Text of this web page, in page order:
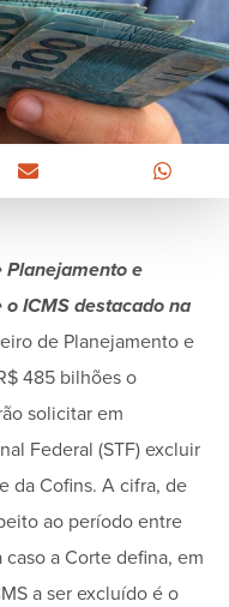
e
ICMS destacado na
de Planejamento e
485 bilhões o
solicitar em
Federal (STF) excluir
da Cofins. A cifra, de
ao período entre
a Corte defina, em
a ser excluído é o